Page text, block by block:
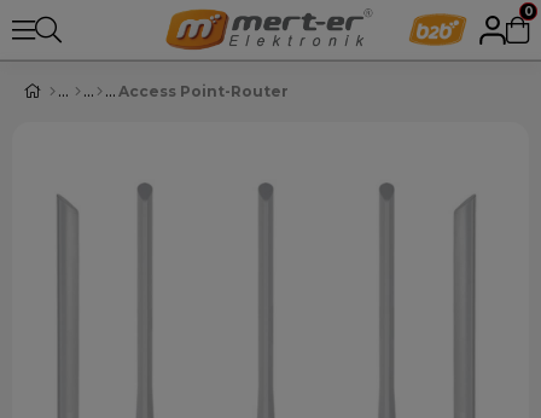
0
Access Point-Router